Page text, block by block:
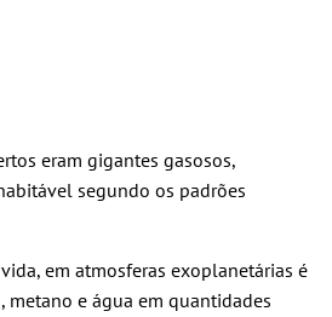
eram gigantes gasosos,
segundo os padrões
em atmosferas exoplanetárias é
metano e água em quantidades